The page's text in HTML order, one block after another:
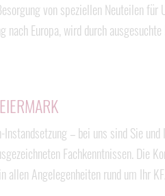
von speziellen Neuteilen
Europa, wird durch
– bei uns sind Sie
Fachkenntnissen. Die
Angelegenheiten rund um Ihr